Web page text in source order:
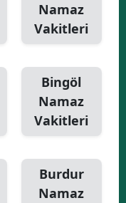
Namaz
Vakitleri
Bingöl
Namaz
Vakitleri
Burdur
Namaz